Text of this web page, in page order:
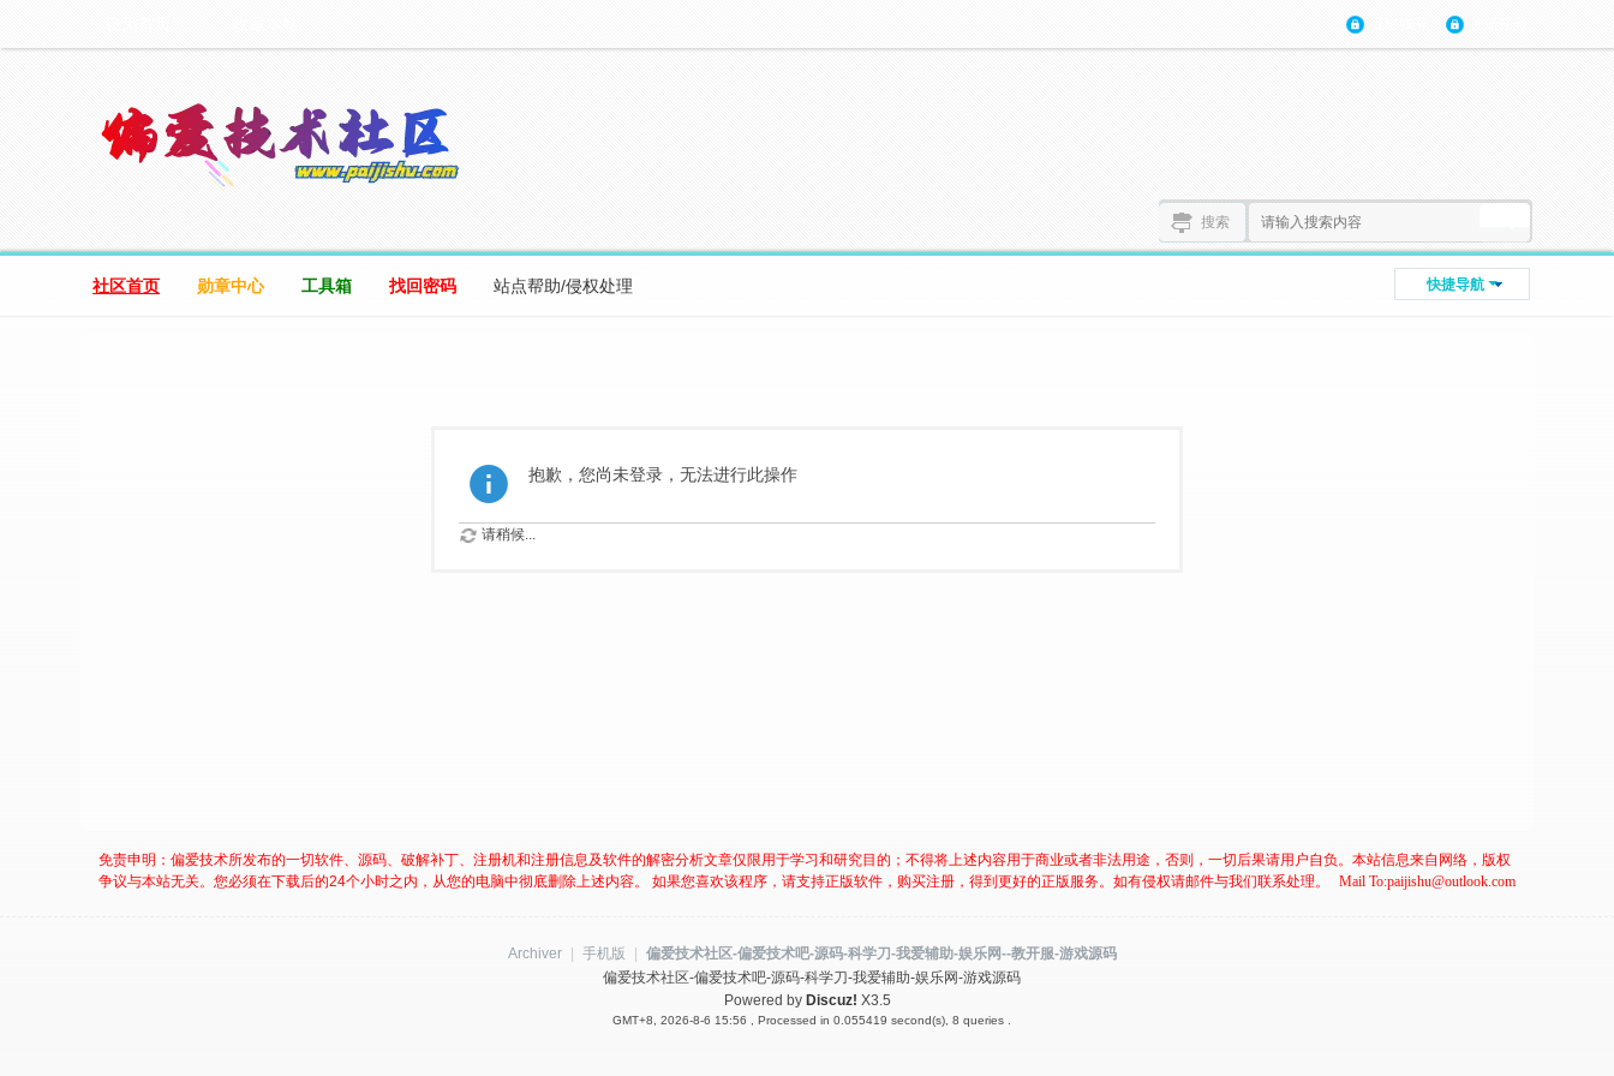
搜索
快捷导航
社区首页 勋章中心 工具箱 找回密码 站点帮助/侵权处理
抱歉，您尚未登录，无法进行此操作
请稍候...
免责申明：偏爱技术所发布的一切软件、源码、破解补丁、注册机和注册信息及软件的解密分析文章仅限用于学习和研究目的；不得将上述内容用于商业或者非法用途，否则，一切后果请用户自负。本站信息来自网络，版权
争议与本站无关。您必须在下载后的24个小时之内，从您的电脑中彻底删除上述内容。 如果您喜欢该程序，请支持正版软件，购买注册，得到更好的正版服务。如有侵权请邮件与我们联系处理。
Mail To:paijishu@outlook.com
Archiver 手机版
偏爱技术社区-偏爱技术吧-源码-科学刀-我爱辅助-娱乐网--教开服-游戏源码
偏爱技术社区-偏爱技术吧-源码-科学刀-我爱辅助-娱乐网-游戏源码
Powered by Discuz! X3.5
GMT+8, 2026-8-6 15:56 , Processed in 0.055419 second(s), 8 queries .